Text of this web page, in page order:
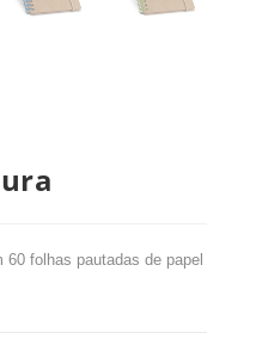
60 folhas pautadas de papel